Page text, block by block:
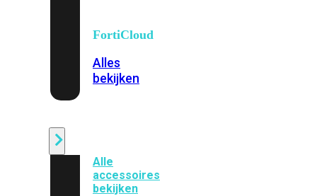
FortiCloud
Alles
bekijken
Alle
accessoires
bekijken